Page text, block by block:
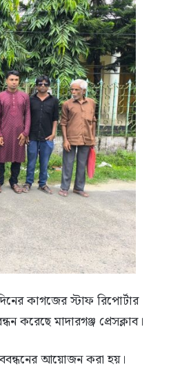
কাগজের স্টাফ রিপোর্টার
করেছে মাদারগঞ্জ প্রেসক্লাব।
আয়োজন করা হয়।